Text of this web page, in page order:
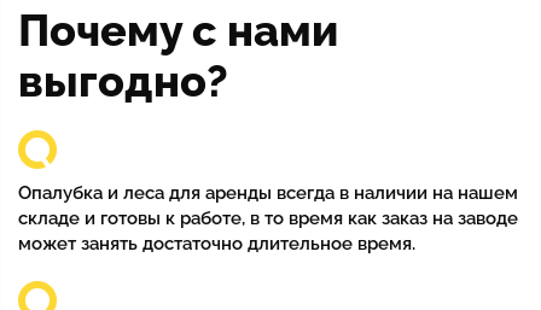
Почему с нами
выгодно?
Опалубка и леса для аренды всегда в наличии на нашем
складе и готовы к работе, в то время как заказ на заводе
может занять достаточно длительное время.